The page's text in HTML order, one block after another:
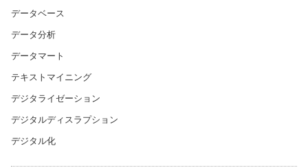
データベース
データ分析
データマート
テキストマイニング
デジタライゼーション
デジタルディスラプション
デジタル化